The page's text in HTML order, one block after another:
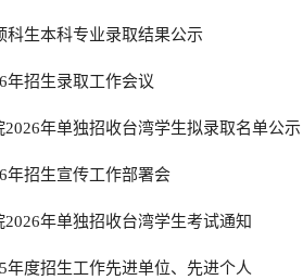
科生本科专业录取结果公示
年招生录取工作会议
2026年单独招收台湾学生拟录取名单公示
年招生宣传工作部署会
2026年单独招收台湾学生考试通知
年度招生工作先进单位、先进个人